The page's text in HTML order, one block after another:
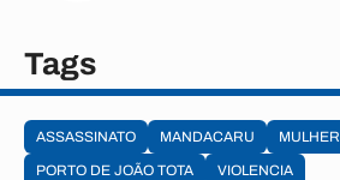
Tags
ASSASSINATO MANDACARU
MULHER
PORTO DE JOÃO TOTA
VIOLENCIA